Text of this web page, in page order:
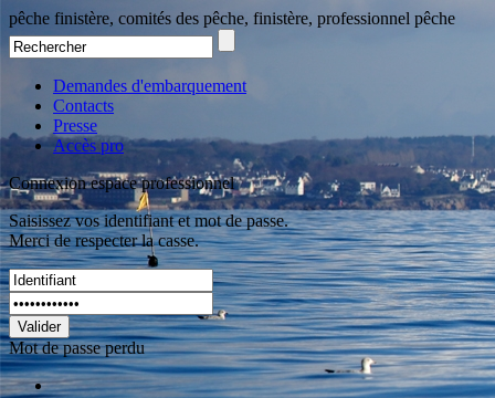
pêche finistère, comités des pêche, finistère, professionnel pêche
Demandes d'embarquement
Contacts
Presse
Accès pro
Connexion espace professionnel
Saisissez vos identifiant et mot de passe.
Merci de respecter la casse.
Valider
Mot de passe perdu